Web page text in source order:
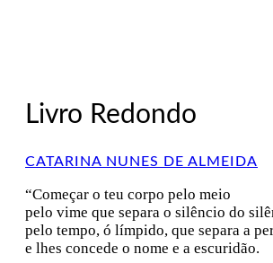
Livro Redondo
CATARINA NUNES DE ALMEIDA
“Começar o teu corpo pelo meio
pelo vime que separa o silêncio do
pelo tempo, ó límpido, que separa a
e lhes concede o nome e a escuridão.